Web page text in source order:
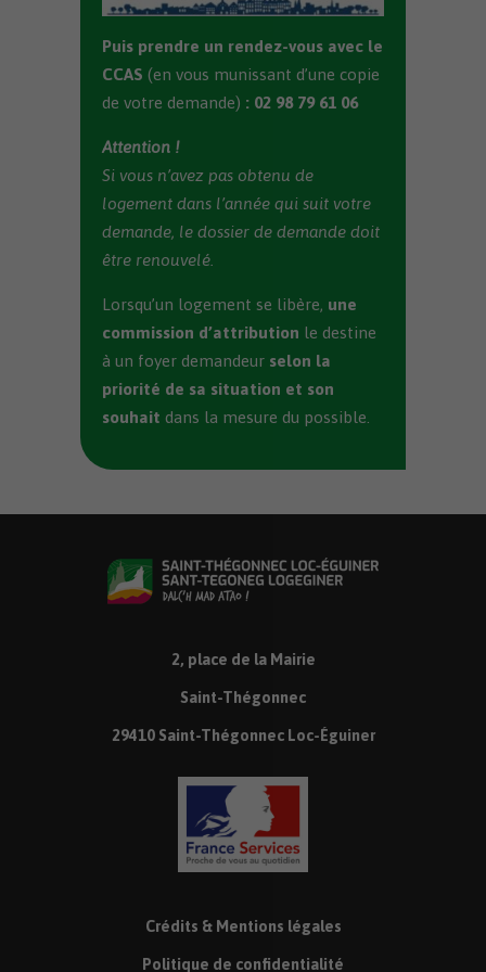
Puis prendre un rendez-vous avec le
CCAS (en vous munissant d’une copie
de votre demande) : 02 98 79 61 06
Attention !
Si vous n’avez pas obtenu de
logement dans l’année qui suit votre
demande, le dossier de demande doit
être renouvelé.
Lorsqu’un logement se libère, une
commission d’attribution le destine
à un foyer demandeur selon la
priorité de sa situation et son
souhait dans la mesure du possible.
2, place de la Mairie
Saint-Thégonnec
29410 Saint-Thégonnec Loc-Éguiner
Crédits & Mentions légales
Politique de confidentialité